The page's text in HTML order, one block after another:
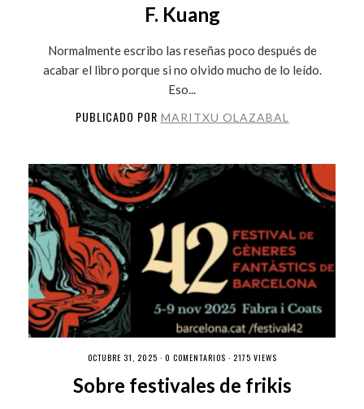
F. Kuang
Normalmente escribo las reseñas poco después de
acabar el libro porque si no olvido mucho de lo leído.
Eso...
PUBLICADO POR MARITXU OLAZABAL
OCTUBRE 31, 2025 · 0 COMENTARIOS · 2175 VIEWS
Sobre festivales de frikis